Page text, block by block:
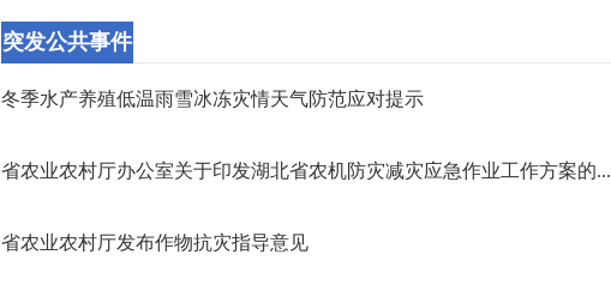
突发公共事件
冬季水产养殖低温雨雪冰冻灾情天气防范应对提示
省农业农村厅办公室关于印发湖北省农机防灾减灾应急作业工作方案的...
省农业农村厅发布作物抗灾指导意见